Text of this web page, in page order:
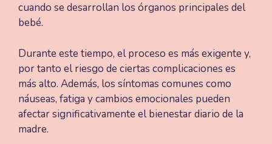
cuando se desarrollan los órganos principales del
bebé.
Durante este tiempo, el proceso es más exigente y,
por tanto el riesgo de ciertas complicaciones es
más alto. Además, los síntomas comunes como
náuseas, fatiga y cambios emocionales pueden
afectar significativamente el bienestar diario de la
madre.